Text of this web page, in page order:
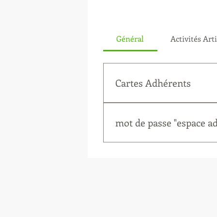
Général Activités
Cartes Adhérents
mot de passe "espace